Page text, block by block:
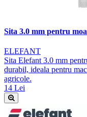
Sita 3.0 mm pentru
ELEFANT
Sita Elefant 3.0 mm
durabil, ideala pentru
agricole.
14 Lei